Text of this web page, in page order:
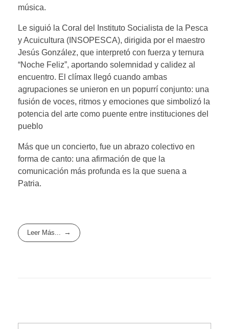
música.
Le siguió la Coral del Instituto Socialista de la Pesca
y Acuicultura (INSOPESCA), dirigida por el maestro
Jesús González, que interpretó con fuerza y ternura
“Noche Feliz”, aportando solemnidad y calidez al
encuentro. El clímax llegó cuando ambas
agrupaciones se unieron en un popurrí conjunto: una
fusión de voces, ritmos y emociones que simbolizó la
potencia del arte como puente entre instituciones del
pueblo
Más que un concierto, fue un abrazo colectivo en
forma de canto: una afirmación de que la
comunicación más profunda es la que suena a
Patria.
Leer Más...